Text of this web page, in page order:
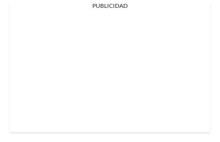
PUBLICIDAD